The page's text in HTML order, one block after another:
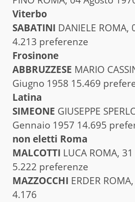
Viterbo
SABATINI DANIELE
4.213 preferenze
Frosinone
ABBRUZZESE MARIO
Giugno 1958 15.469
Latina
SIMEONE GIUSEPPE
Gennaio 1957 14.695
non eletti Roma
MALCOTTI LUCA ROMA,
5.222 preferenze
MAZZOCCHI ERDER
4.176